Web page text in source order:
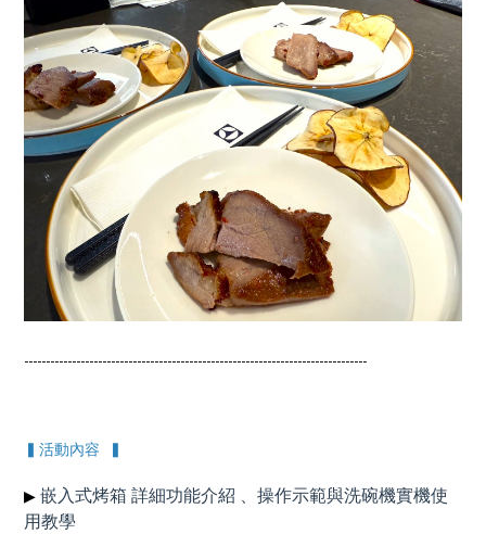
-------------------------------------------------------------------------------
▍活動內容 ▍
▶嵌入式烤箱 詳細功能介紹 、操作示範與洗碗機實機使
用教學